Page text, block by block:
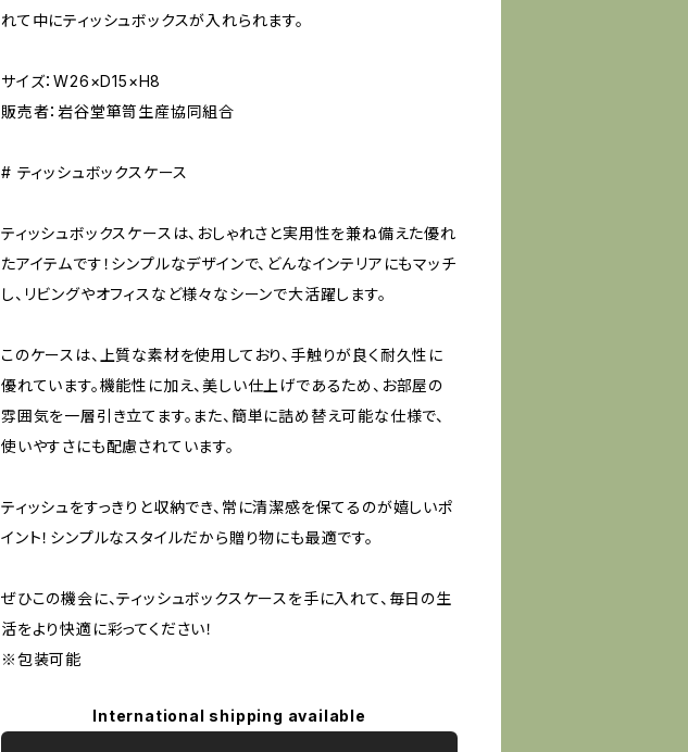
れて中にティッシュボックスが入れられます。
サイズ：W26×D15×H8
販売者：岩谷堂箪笥生産協同組合
# ティッシュボックスケース
ティッシュボックスケースは、おしゃれさと実用性を兼ね備えた優れ
たアイテムです！シンプルなデザインで、どんなインテリアにもマッチ
し、リビングやオフィスなど様々なシーンで大活躍します。
このケースは、上質な素材を使用しており、手触りが良く耐久性に
優れています。機能性に加え、美しい仕上げであるため、お部屋の
雰囲気を一層引き立てます。また、簡単に詰め替え可能な仕様で、
使いやすさにも配慮されています。
ティッシュをすっきりと収納でき、常に清潔感を保てるのが嬉しいポ
イント！シンプルなスタイルだから贈り物にも最適です。
ぜひこの機会に、ティッシュボックスケースを手に入れて、毎日の生
活をより快適に彩ってください！
※包装可能
International shipping available